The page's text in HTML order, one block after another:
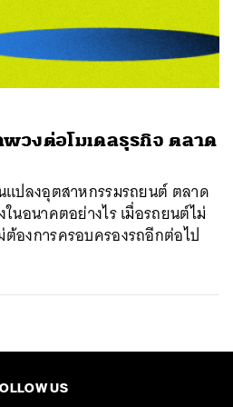
พวงต่อโมเดลธุรกิจ ตลาด
แปลงอุตสาหกรรมรถยนต์ ตลาด
นอนาคตอย่างไร เมื่อรถยนต์ไม่
องการครอบครองรถอีกต่อไป
US
LINE EMAIL